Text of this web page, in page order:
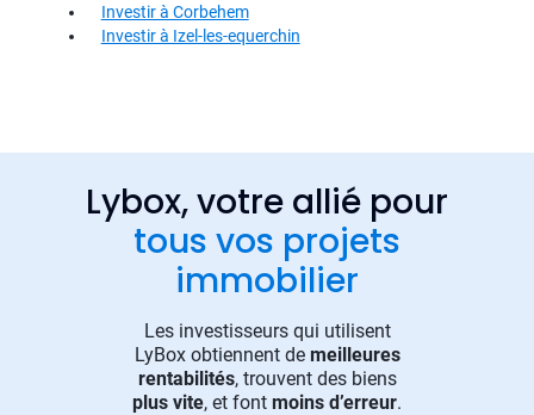
Investir à Corbehem
Investir à Izel-les-equerchin
Lybox, votre allié pour
tous vos projets
immobilier
Les investisseurs qui utilisent
LyBox obtiennent de meilleures
rentabilités, trouvent des biens
plus vite, et font moins d’erreur.